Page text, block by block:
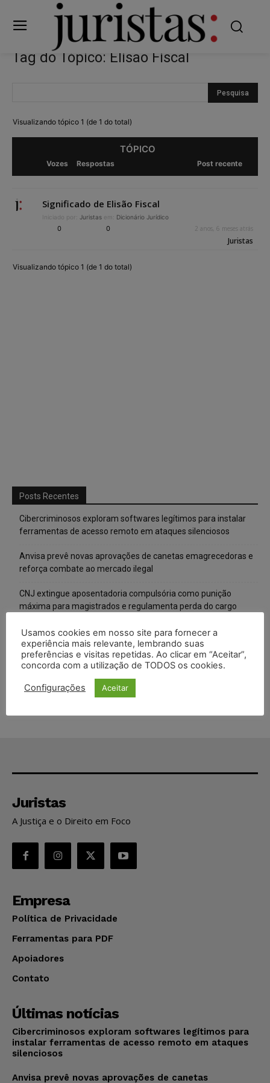
Tag do Tópico: Elisão Fiscal
Visualizando tópico 1 (de 1 do total)
TÓPICO
Vozes Respostas Post recente
Significado de Elisão Fiscal
Iniciado por: Juristas em: Dicionário Jurídico
0 0 2 anos, 6 meses atrás
Juristas
Visualizando tópico 1 (de 1 do total)
Posts Recentes
Cibercriminosos exploram softwares legítimos para instalar
ferramentas de acesso remoto em ataques silenciosos
Anvisa prevê novas aprovações de canetas emagrecedoras e
reforça combate ao mercado ilegal
CNJ extingue aposentadoria compulsória como punição
máxima para magistrados e regulamenta perda do cargo
Justiça de SP rejeita ação da família de Alexandre de Moraes
contra senador Alessandro Vieira
Conselho Nacional de Justiça determina afastamento da juíza
Gabriela Hardt por dois anos
Juristas
A Justiça e o Direito em Foco
Empresa
Política de Privacidade
Ferramentas para PDF
Apoiadores
Contato
Últimas notícias
Cibercriminosos exploram softwares legítimos para
instalar ferramentas de acesso remoto em ataques
silenciosos
Anvisa prevê novas aprovações de canetas
Usamos cookies em nosso site para fornecer a
experiência mais relevante, lembrando suas
preferências e visitas repetidas. Ao clicar em “Aceitar”,
concorda com a utilização de TODOS os cookies.
Configurações Aceitar